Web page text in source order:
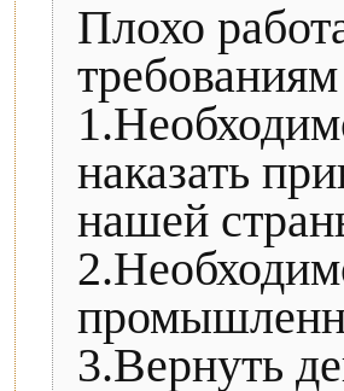
Плохо
наказать
нашей
3.Вернуть